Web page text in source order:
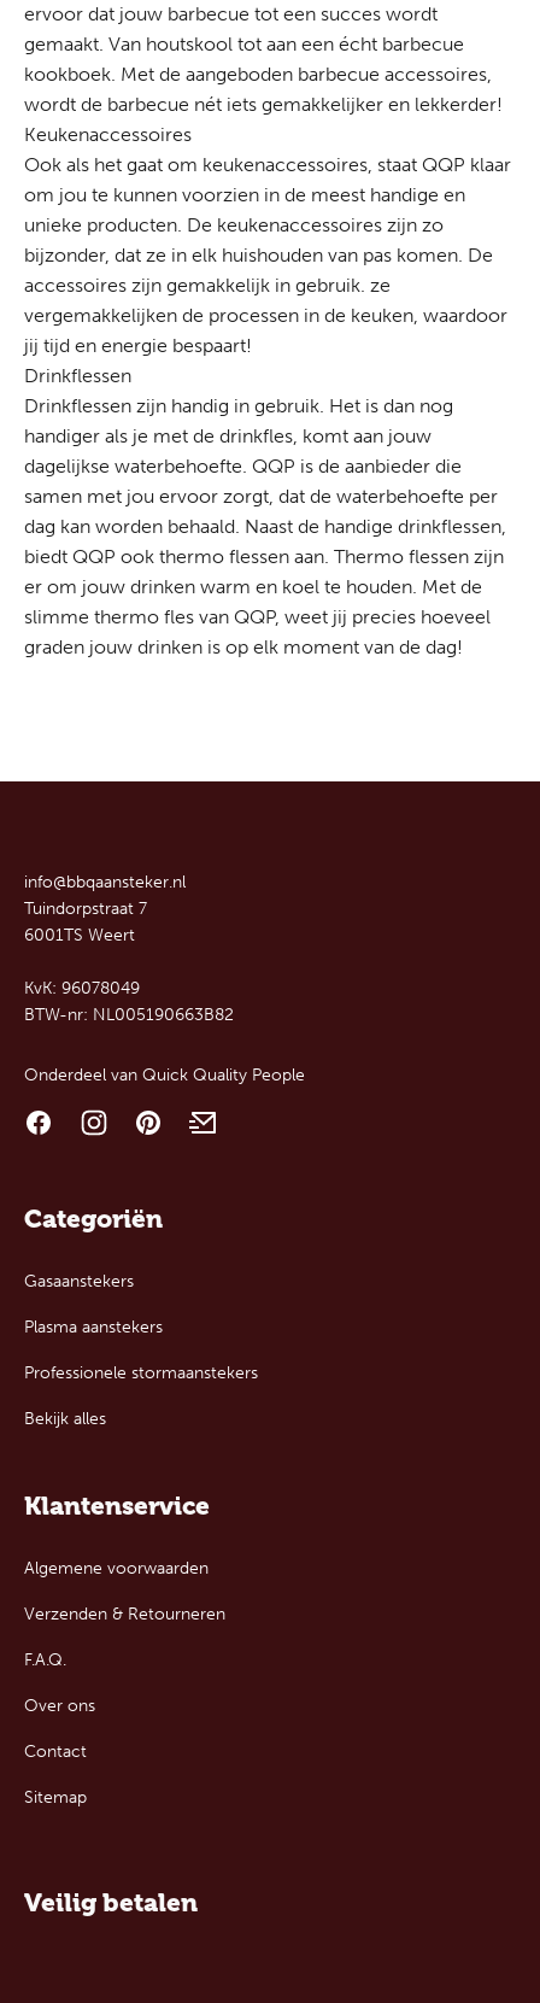
ervoor dat jouw barbecue tot een succes wordt
gemaakt. Van houtskool tot aan een écht barbecue
kookboek. Met de aangeboden barbecue accessoires,
wordt de barbecue nét iets gemakkelijker en lekkerder!
Keukenaccessoires
Ook als het gaat om keukenaccessoires, staat QQP klaar
om jou te kunnen voorzien in de meest handige en
unieke producten. De keukenaccessoires zijn zo
bijzonder, dat ze in elk huishouden van pas komen. De
accessoires zijn gemakkelijk in gebruik. ze
vergemakkelijken de processen in de keuken, waardoor
jij tijd en energie bespaart!
Drinkflessen
Drinkflessen zijn handig in gebruik. Het is dan nog
handiger als je met de drinkfles, komt aan jouw
dagelijkse waterbehoefte. QQP is de aanbieder die
samen met jou ervoor zorgt, dat de waterbehoefte per
dag kan worden behaald. Naast de handige drinkflessen,
biedt QQP ook thermo flessen aan. Thermo flessen zijn
er om jouw drinken warm en koel te houden. Met de
slimme thermo fles van QQP, weet jij precies hoeveel
graden jouw drinken is op elk moment van de dag!
info@bbqaansteker.nl
Tuindorpstraat 7
6001TS Weert
KvK: 96078049
BTW-nr: NL005190663B82
Onderdeel van Quick Quality People
Categoriën
Gasaanstekers
Plasma aanstekers
Professionele stormaanstekers
Bekijk alles
Klantenservice
Algemene voorwaarden
Verzenden & Retourneren
F.A.Q.
Over ons
Contact
Sitemap
Veilig betalen